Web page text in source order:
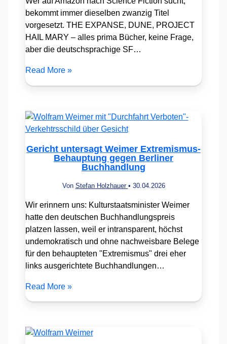
bekommt immer dieselben zwanzig Titel
vorgesetzt. THE EXPANSE, DUNE, PROJECT
HAIL MARY – alles prima Bücher, keine Frage,
aber die deutschsprachige SF…
Read More »
Gericht untersagt Weimer Extremismus-
Behauptung gegen Berliner
Buchhandlung
Von Stefan Holzhauer • 30.04.2026
Wir erinnern uns: Kulturstaatsminister Weimer
hatte den deutschen Buchhandlungspreis
platzen lassen, weil er intransparent, höchst
undemokratisch und ohne nachweisbare Belege
für den behaupteten "Extremismus" drei eher
links ausgerichtete Buchhandlungen…
Read More »